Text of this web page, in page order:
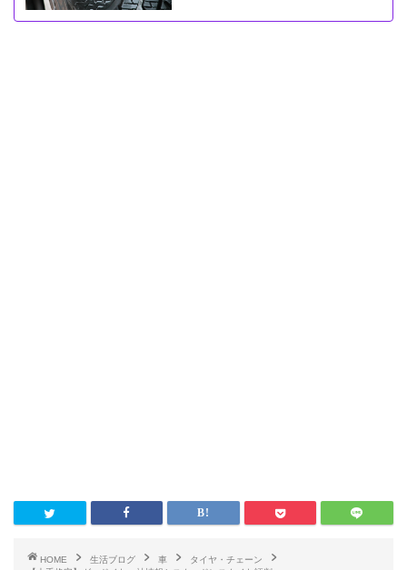
HOME 生活ブログ 車
タイヤ・チェーン